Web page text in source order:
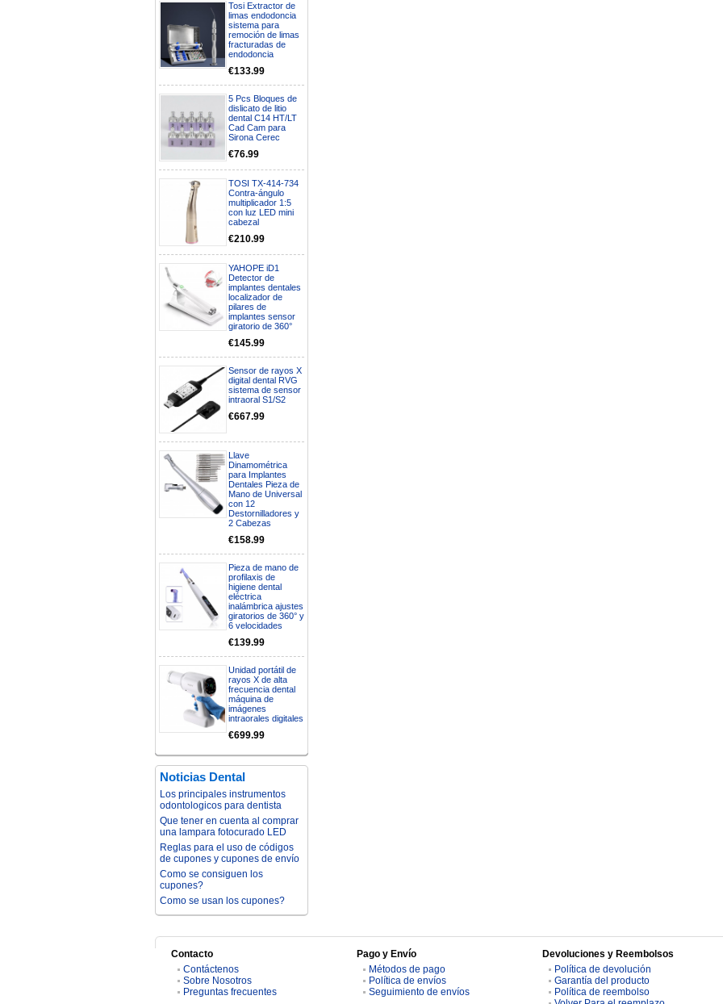
Tosi Extractor de
limas endodoncia
sistema para
remoción de limas
fracturadas de
endodoncia
€133.99
5 Pcs Bloques de
dislicato de litio
dental C14 HT/LT
Cad Cam para
Sirona Cerec
€76.99
TOSI TX-414-734
Contra-ángulo
multiplicador 1:5
con luz LED mini
cabezal
€210.99
YAHOPE iD1
Detector de
implantes dentales
localizador de
pilares de
implantes sensor
giratorio de 360°
€145.99
Sensor de rayos X
digital dental RVG
sistema de sensor
intraoral S1/S2
€667.99
Llave
Dinamométrica
para Implantes
Dentales Pieza de
Mano de Universal
con 12
Destornilladores y
2 Cabezas
€158.99
Pieza de mano de
profilaxis de
higiene dental
eléctrica
inalámbrica ajustes
giratorios de 360° y
6 velocidades
€139.99
Unidad portátil de
rayos X de alta
frecuencia dental
máquina de
imágenes
intraorales digitales
€699.99
Noticias Dental
Los principales instrumentos
odontologicos para dentista
Que tener en cuenta al comprar
una lampara fotocurado LED
Reglas para el uso de códigos
de cupones y cupones de envío
Como se consiguen los
cupones?
Como se usan los cupones?
Contacto
Contáctenos
Sobre Nosotros
Preguntas frecuentes
Pago y Envío
Métodos de pago
Política de envíos
Seguimiento de envíos
Devoluciones y Reembolsos
Política de devolución
Garantía del producto
Política de reembolso